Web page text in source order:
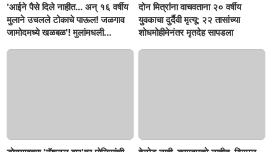
'आईने पैसे दिले नाहीत... अन् १६ वर्षीय
मुलाने उचलले टोकाचे पाऊल! जळगाव
जामोदमध्ये खळबळ'! मुलांमधली
दोन मित्रांना वाचवताना २० वर्षीय
युवकाचा दुर्दैवी मृत्यू; २२ तासांच्या
शोधमोहीमेनंतर मृतदेह सापडला